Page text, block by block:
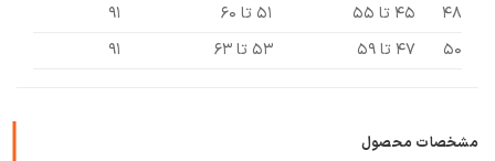
۴۸
۴۵ تا ۵۵ ۵۱ تا ۶۰
۹۱
۵۰
۴۷ تا ۵۹ ۵۳ تا ۶۳ ۹۱
مشخصات محصول